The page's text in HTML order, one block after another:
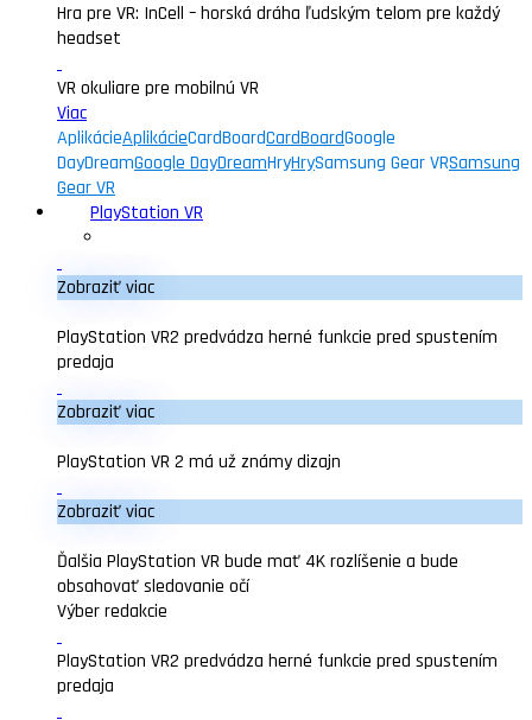
Hra pre VR: InCell – horská dráha ľudským telom pre každý
headset
VR okuliare pre mobilnú VR
Viac
AplikácieAplikácieCardBoardCardBoardGoogle
DayDreamGoogle DayDreamHryHrySamsung Gear VRSamsung
Gear VR
PlayStation VR
Zobraziť viac
PlayStation VR2 predvádza herné funkcie pred spustením
predaja
Zobraziť viac
PlayStation VR 2 má už známy dizajn
Zobraziť viac
Ďalšia PlayStation VR bude mať 4K rozlíšenie a bude
obsahovať sledovanie očí
Výber redakcie
PlayStation VR2 predvádza herné funkcie pred spustením
predaja